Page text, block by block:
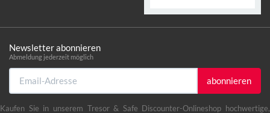
Newsletter abonnieren
Abmeldung jederzeit möglich
Email-
Adresse
abonnieren
Kaufen Sie in unserem Tresor & Safe Discounter-Onlineshop hochwertige,